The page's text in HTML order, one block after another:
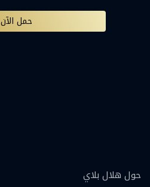
حمل الآن
حول هلال بلاي